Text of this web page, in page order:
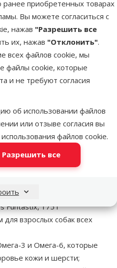
приобретенных товарах
Вы можете согласиться с
нажав "Разрешить все
их, нажав "Отклонить".
всех файлов cookie, мы
файлы cookie, которые
и не требуют согласия
об использовании файлов
или отзыве согласия вы
файлов cookie.
Разрешить все
для сбора
with Lavender Scent, 4
x 20 шт.
Оценка 0%
2,49 €
В корзину
Funtastix, 175 г
взрослых собак всех
3 и Омега-6, которые
кожи и шерсти;